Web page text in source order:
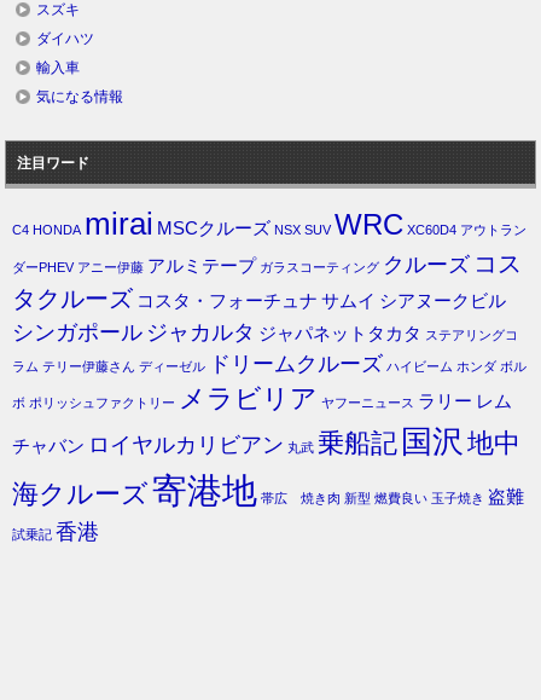
スズキ
ダイハツ
輸入車
気になる情報
注目ワード
C4 HONDA mirai MSCクルーズ NSX SUV WRC XC60D4 アウトラン
ダーPHEV アニー伊藤 アルミテープ ガラスコーティング クルーズ コス
タクルーズ コスタ・フォーチュナ サムイ シアヌークビル
シンガポール ジャカルタ ジャパネットタカタ ステアリングコ
ラム テリー伊藤さん ディーゼル ドリームクルーズ ハイビーム ホンダ ボル
ボ ポリッシュファクトリー メラビリア ヤフーニュース ラリー レム
チャバン ロイヤルカリビアン 丸武 乗船記 国沢 地中
海クルーズ寄港地 帯広 焼き肉 新型 燃費良い 玉子焼き 盗難
試乗記 香港